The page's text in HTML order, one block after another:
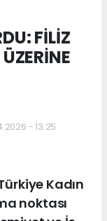
FİLİZ
- 13:25
Kadın
noktası